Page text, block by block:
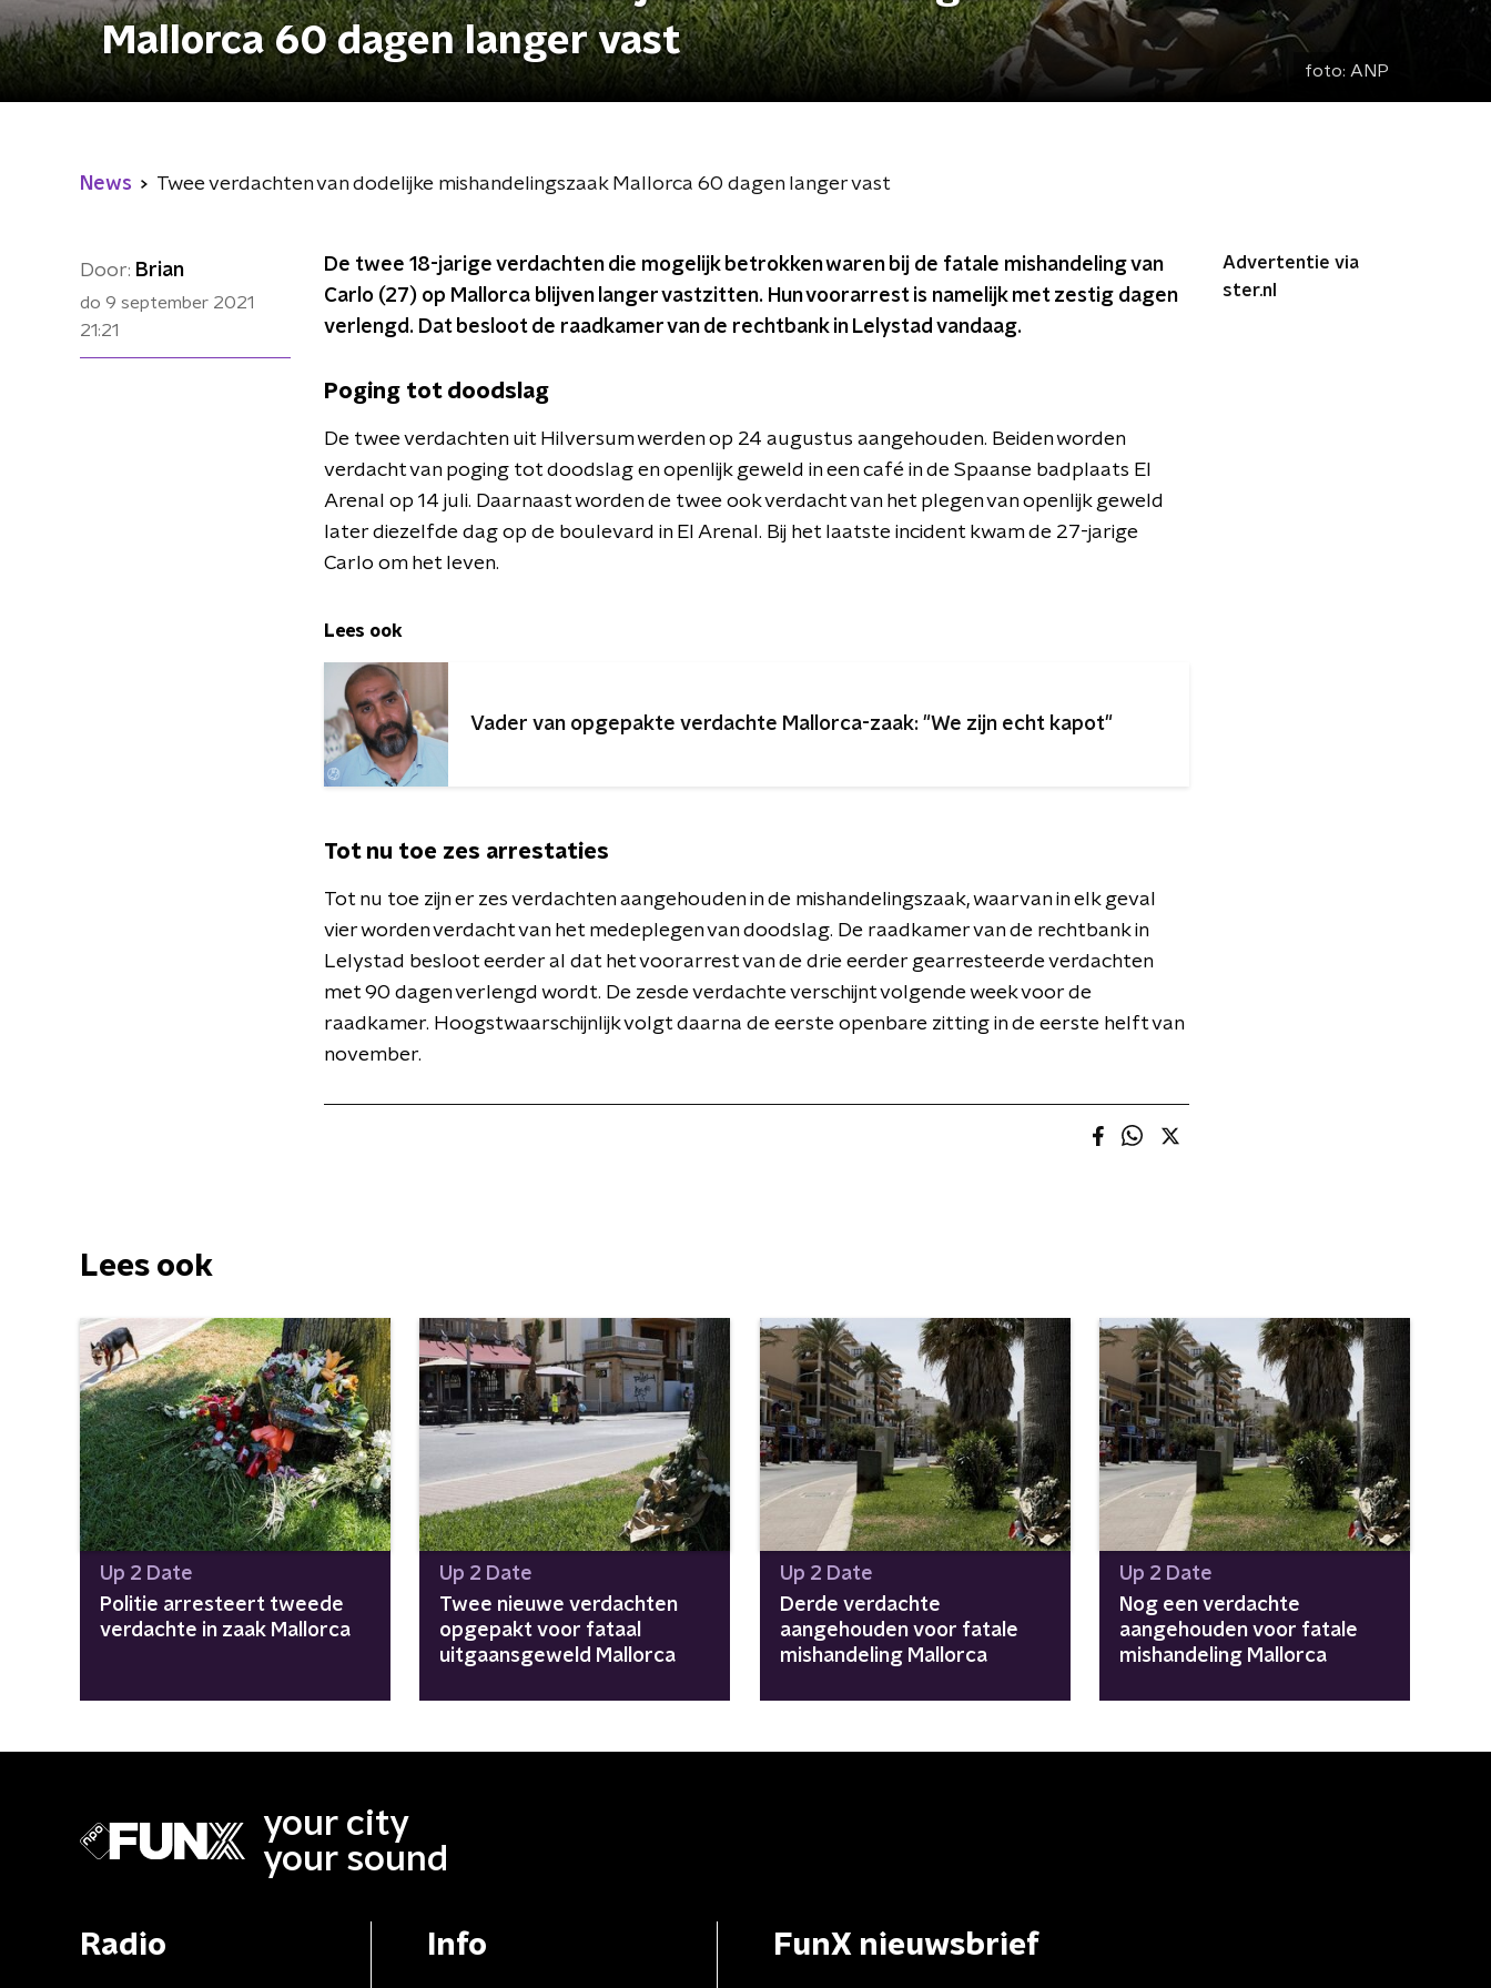
Mallorca 60 dagen langer vast
foto: ANP
News Twee verdachten van dodelijke mishandelingszaak Mallorca 60 dagen langer vast
Door: Brian
do 9 september 2021
21:21
De twee 18-jarige verdachten die mogelijk betrokken waren bij de fatale mishandeling van
Carlo (27) op Mallorca blijven langer vastzitten. Hun voorarrest is namelijk met zestig dagen
verlengd. Dat besloot de raadkamer van de rechtbank in Lelystad vandaag.
Poging tot doodslag
De twee verdachten uit Hilversum werden op 24 augustus aangehouden. Beiden worden
verdacht van poging tot doodslag en openlijk geweld in een café in de Spaanse badplaats El
Arenal op 14 juli. Daarnaast worden de twee ook verdacht van het plegen van openlijk geweld
later diezelfde dag op de boulevard in El Arenal. Bij het laatste incident kwam de 27-jarige
Carlo om het leven.
Lees ook
Vader van opgepakte verdachte Mallorca-zaak: "We zijn echt kapot"
Tot nu toe zes arrestaties
Tot nu toe zijn er zes verdachten aangehouden in de mishandelingszaak, waarvan in elk geval
vier worden verdacht van het medeplegen van doodslag. De raadkamer van de rechtbank in
Lelystad besloot eerder al dat het voorarrest van de drie eerder gearresteerde verdachten
met 90 dagen verlengd wordt. De zesde verdachte verschijnt volgende week voor de
raadkamer. Hoogstwaarschijnlijk volgt daarna de eerste openbare zitting in de eerste helft van
november.
Advertentie via
ster.nl
Lees ook
Up 2 Date
Politie arresteert tweede
verdachte in zaak Mallorca
Up 2 Date
Twee nieuwe verdachten
opgepakt voor fataal
uitgaansgeweld Mallorca
Up 2 Date
Derde verdachte
aangehouden voor fatale
mishandeling Mallorca
Up 2 Date
Nog een verdachte
aangehouden voor fatale
mishandeling Mallorca
your city
your sound
Radio Info FunX nieuwsbrief